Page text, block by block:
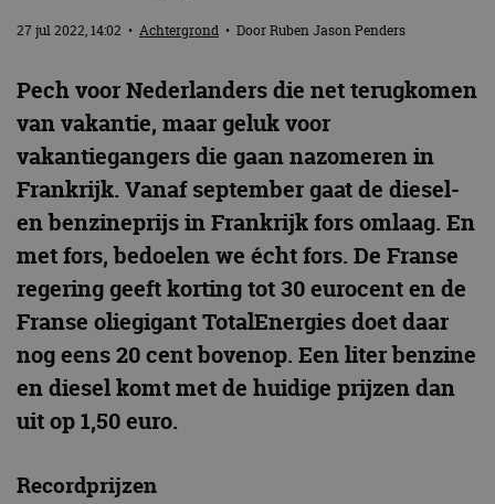
27 jul 2022, 14:02 • Achtergrond • DoorRuben Jason Penders
Pech voor Nederlanders die net terugkomen
van vakantie, maar geluk voor
vakantiegangers die gaan nazomeren in
Frankrijk. Vanaf september gaat de diesel-
en benzineprijs in Frankrijk fors omlaag. En
met fors, bedoelen we écht fors. De Franse
regering geeft korting tot 30 eurocent en de
Franse oliegigant TotalEnergies doet daar
nog eens 20 cent bovenop. Een liter benzine
en diesel komt met de huidige prijzen dan
uit op 1,50 euro.
Recordprijzen